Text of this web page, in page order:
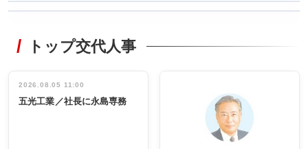
非鉄業界で
インタビュ
ー／社内ア
タックトレー
祝う 業界関
係者ら220人
出席
トップ交代人事
2026.08.05 11:00
五光工業／社長に永島専務